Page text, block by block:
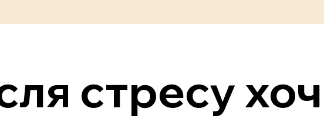
стресу